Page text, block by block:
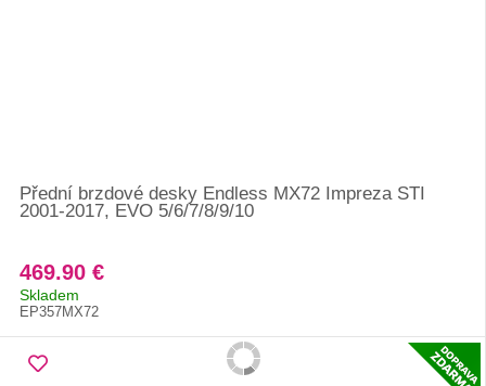
Přední brzdové desky Endless MX72 Impreza STI
2001-2017, EVO 5/6/7/8/9/10
469.90 €
Skladem
EP357MX72